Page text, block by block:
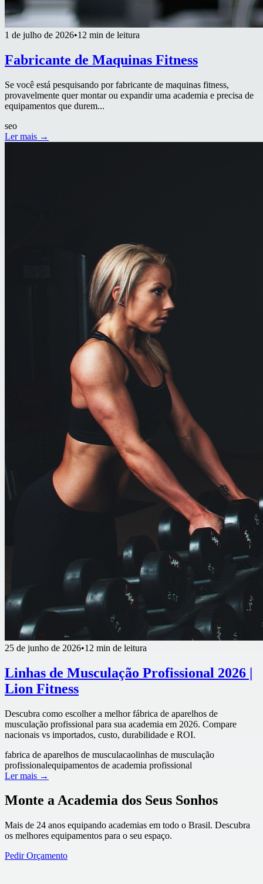
1 de julho de 2026•12 min de leitura
Fabricante de Maquinas Fitness
Se você está pesquisando por fabricante de maquinas fitness,
provavelmente quer montar ou expandir uma academia e precisa de
equipamentos que durem...
seo
Ler mais →
25 de junho de 2026•12 min de leitura
Linhas de Musculação Profissional 2026 |
Lion Fitness
Descubra como escolher a melhor fábrica de aparelhos de
musculação profissional para sua academia em 2026. Compare
nacionais vs importados, custo, durabilidade e ROI.
fabrica de aparelhos de musculacaolinhas de musculação
profissionalequipamentos de academia profissional
Ler mais →
Monte a Academia dos Seus Sonhos
Mais de 24 anos equipando academias em todo o Brasil. Descubra
os melhores equipamentos para o seu espaço.
Pedir Orçamento